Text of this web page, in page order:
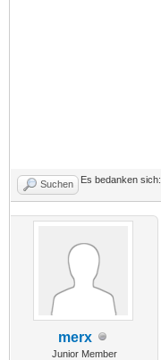
Suchen Es bedanken sich:
merx
Junior Member